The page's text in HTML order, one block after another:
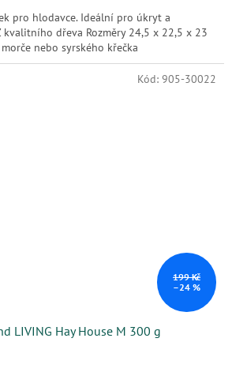
pro hlodavce. Ideální pro úkryt a
dřeva Rozměry 24,5 x 22,5 x 23
nebo syrského křečka
199 Kč
–24 %
LIVING Hay House M 300 g
Kód: 905-30022